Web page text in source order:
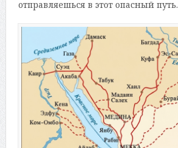
отправляешься в этот опасный путь.